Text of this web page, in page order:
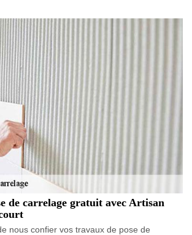
de carrelage gratuit avec Artisan
nous confier vos travaux de pose de